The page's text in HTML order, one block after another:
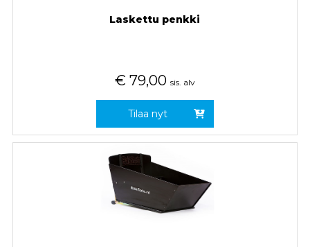
Laskettu penkki
€ 79,00 sis. alv
Tilaa nyt